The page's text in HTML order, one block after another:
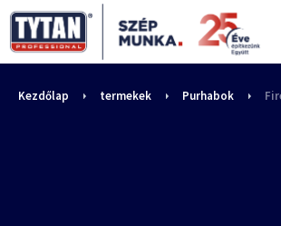
Kezdőlap termekek Purhabok